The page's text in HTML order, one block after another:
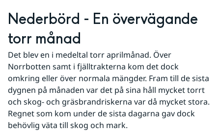
Nederbörd - En övervägande
torr månad
Det blev en i medeltal torr aprilmånad. Över
Norrbotten samt i fjälltrakterna kom det dock
omkring eller över normala mängder. Fram till de sista
dygnen på månaden var det på sina håll mycket torrt
och skog- och gräsbrandriskerna var då mycket stora.
Regnet som kom under de sista dagarna gav dock
behövlig väta till skog och mark.